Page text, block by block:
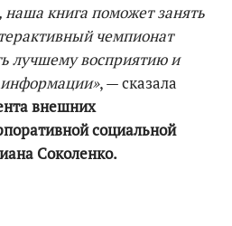
книга поможет занять
чемпионат
лучшему восприятию и
, — сказала
внешних
социальной
Соколенко.